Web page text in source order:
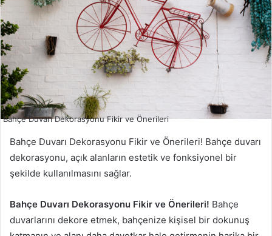
Bahçe Duvarı Dekorasyonu Fikir ve Önerileri
Bahçe Duvarı Dekorasyonu Fikir ve Önerileri! Bahçe duvarı
dekorasyonu, açık alanların estetik ve fonksiyonel bir
şekilde kullanılmasını sağlar.
Bahçe Duvarı Dekorasyonu Fikir ve Önerileri! Bahçe
duvarlarını dekore etmek, bahçenize kişisel bir dokunuş